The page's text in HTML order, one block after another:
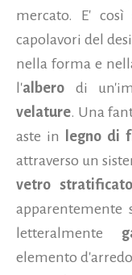
mercato. E'
capolavori del
nella forma e
l'albero di
velature. Una
aste in
legno di
attraverso un
vetro stratificato
apparentemente
letteralmente
elemento